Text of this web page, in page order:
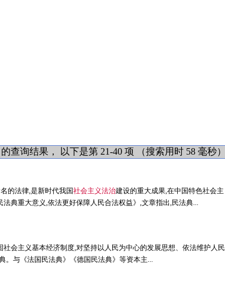
查询结果， 以下是第 21-40 项 （搜索用时 58 毫秒）
的法律,是新时代我国社会主义法治建设的重大成果,在中国特色社会主
典重大意义,依法更好保障人民合法权益》,文章指出,民法典...
社会主义基本经济制度,对坚持以人民为中心的发展思想、依法维护人民
。与《法国民法典》《德国民法典》等资本主...